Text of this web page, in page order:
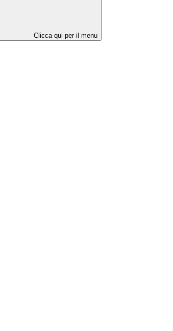
Clicca qui per il menu